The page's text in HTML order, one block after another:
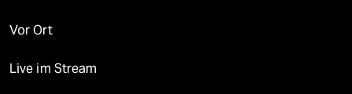
Vor Ort
Live im Stream